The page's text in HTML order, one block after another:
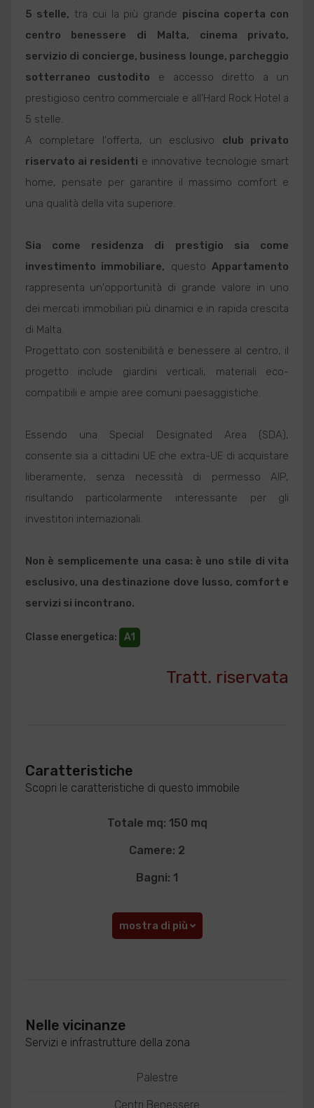
5 stelle, tra cui la più grande piscina coperta con
centro benessere di Malta, cinema privato,
servizio di concierge, business lounge, parcheggio
sotterraneo custodito e accesso diretto a un
prestigioso centro commerciale e all'Hard Rock Hotel a
5 stelle.
A completare l'offerta, un esclusivo club privato
riservato ai residenti e innovative tecnologie smart
home, pensate per garantire il massimo comfort e
una qualità della vita superiore.
Sia come residenza di prestigio sia come
investimento immobiliare, questoAppartamento
rappresenta un'opportunità di grande valore in uno
dei mercati immobiliari più dinamici e in rapida crescita
di Malta.
Progettato con sostenibilità e benessere al centro, il
progetto include giardini verticali, materiali eco-
compatibili e ampie aree comuni paesaggistiche.
Essendo una Special Designated Area (SDA),
consente sia a cittadini UE che extra-UE di acquistare
liberamente, senza necessità di permesso AIP,
risultando particolarmente interessante per gli
investitori internazionali.
Non è semplicemente una casa: è uno stile di vita
esclusivo, una destinazione dove lusso, comfort e
servizi si incontrano.
Classe energetica: A1
Tratt. riservata
Caratteristiche
Scopri le caratteristiche di questo immobile
Totale mq: 150 mq
Camere: 2
Bagni: 1
mostra di più
Nelle vicinanze
Servizi e infrastrutture della zona
Palestre
Centri Benessere